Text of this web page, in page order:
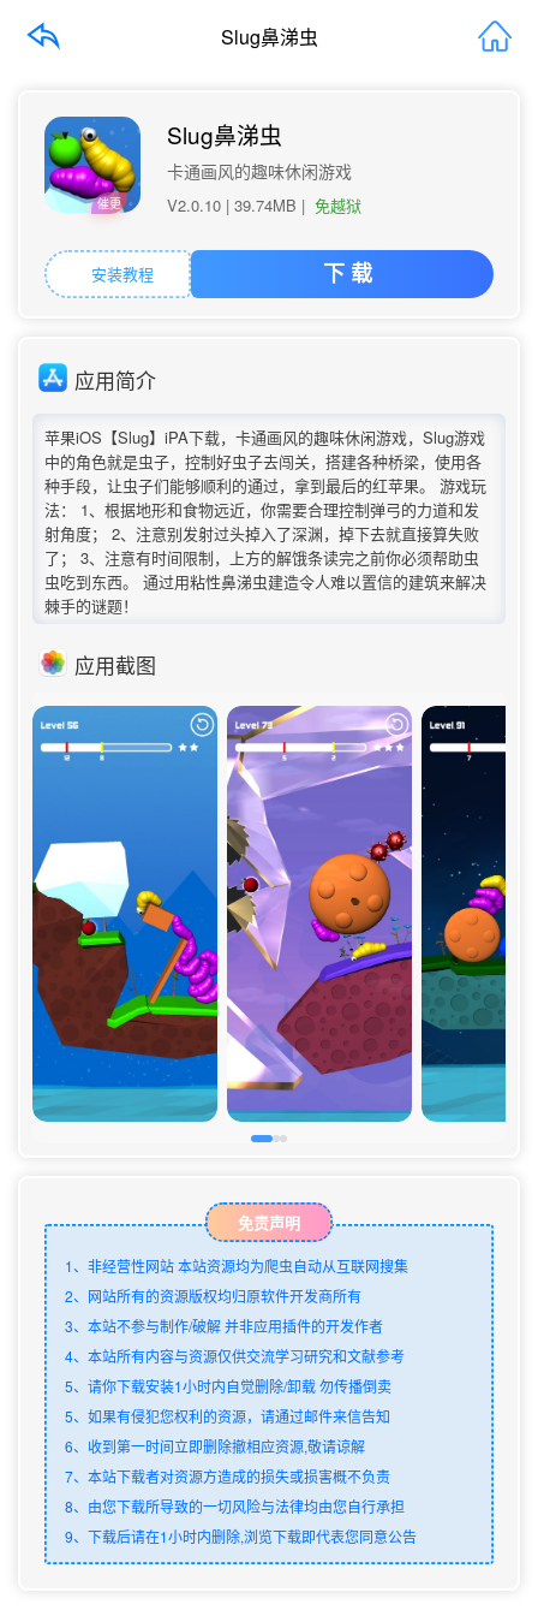
Slug鼻涕虫
催更
Slug鼻涕虫
卡通画风的趣味休闲游戏
V2.0.10 | 39.74MB | 免越狱
安装教程 下 载
应用简介
苹果iOS【Slug】iPA下载，卡通画风的趣味休闲游戏，Slug游戏
中的角色就是虫子，控制好虫子去闯关，搭建各种桥梁，使用各
种手段，让虫子们能够顺利的通过，拿到最后的红苹果。 游戏玩
法： 1、根据地形和食物远近，你需要合理控制弹弓的力道和发
射角度； 2、注意别发射过头掉入了深渊，掉下去就直接算失败
了； 3、注意有时间限制，上方的解饿条读完之前你必须帮助虫
虫吃到东西。 通过用粘性鼻涕虫建造令人难以置信的建筑来解决
棘手的谜题！
应用截图
免责声明
1、非经营性网站 本站资源均为爬虫自动从互联网搜集
2、网站所有的资源版权均归原软件开发商所有
3、本站不参与制作/破解 并非应用插件的开发作者
4、本站所有内容与资源仅供交流学习研究和文献参考
5、请你下载安装1小时内自觉删除/卸载 勿传播倒卖
5、如果有侵犯您权利的资源，请通过邮件来信告知
6、收到第一时间立即删除撤相应资源,敬请谅解
7、本站下载者对资源方造成的损失或损害概不负责
8、由您下载所导致的一切风险与法律均由您自行承担
9、下载后请在1小时内删除,浏览下载即代表您同意公告